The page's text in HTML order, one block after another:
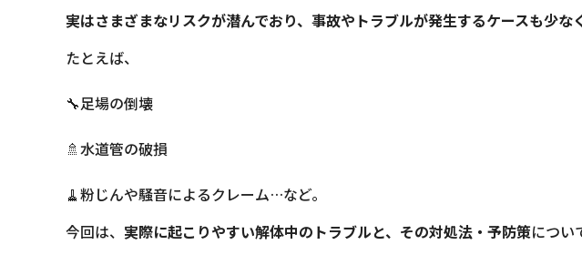
実はさまざまなリスクが潜んでおり、事故やトラブルが発生するケースも少な
たとえば、
🔧足場の倒壊
🚿水道管の破損
🧹粉じんや騒音によるクレーム…など。
今回は、 実際に起こりやすい解体中のトラブルと、その対処法・予防策につい